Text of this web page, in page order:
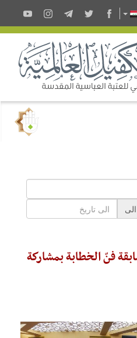
الى
فنّ الخطابة بمشاركة